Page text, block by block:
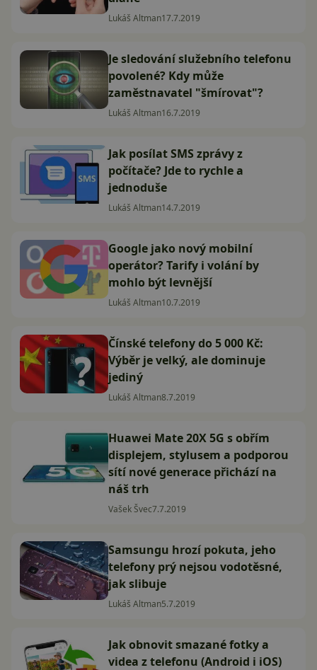
Lukáš Altman17.7.2019
Je sledování služebního telefonu
povolené? Kdy může
zaměstnavatel "šmírovat"?
Lukáš Altman16.7.2019
Jak posílat SMS zprávy z
počítače? Jde to rychle a
jednoduše
Lukáš Altman14.7.2019
Google jako nový mobilní
operátor? Tarify i volání by
mohlo být levnější
Lukáš Altman10.7.2019
Čínské telefony do 5 000 Kč:
Výběr je velký, ale dominuje
jediný
Lukáš Altman8.7.2019
Huawei Mate 20X 5G s obřím
displejem, stylusem a podporou
sítí nové generace přichází na
náš trh
Vašek Švec7.7.2019
Samsungu hrozí pokuta, jeho
telefony prý nejsou vodotěsné,
jak slibuje
Lukáš Altman5.7.2019
Jak obnovit smazané fotky a
videa z telefonu (Android i iOS)